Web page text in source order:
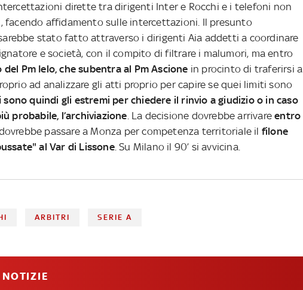
dirette tra dirigenti Inter e Rocchi e i telefoni non
facendo affidamento sulle intercettazioni. Il presunto
stato fatto attraverso i dirigenti Aia addetti a coordinare
e società, con il compito di filtrare i malumori, ma entro
del Pm Ielo, che subentra al Pm Ascione in procinto di traferirsi a
ad analizzare gli atti proprio per capire se quei limiti sono
sono quindi gli estremi per chiedere il rinvio a giudizio o in caso
probabile, l’archiviazione. La decisione dovrebbe arrivareentro
passare a Monza per competenza territoriale il filone
al Var di Lissone. Su Milano il 90’ si avvicina.
ARBITRI SERIE A
NOTIZIE